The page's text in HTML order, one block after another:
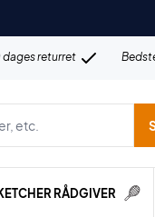
dages returret
etc.
RÅDGIVER